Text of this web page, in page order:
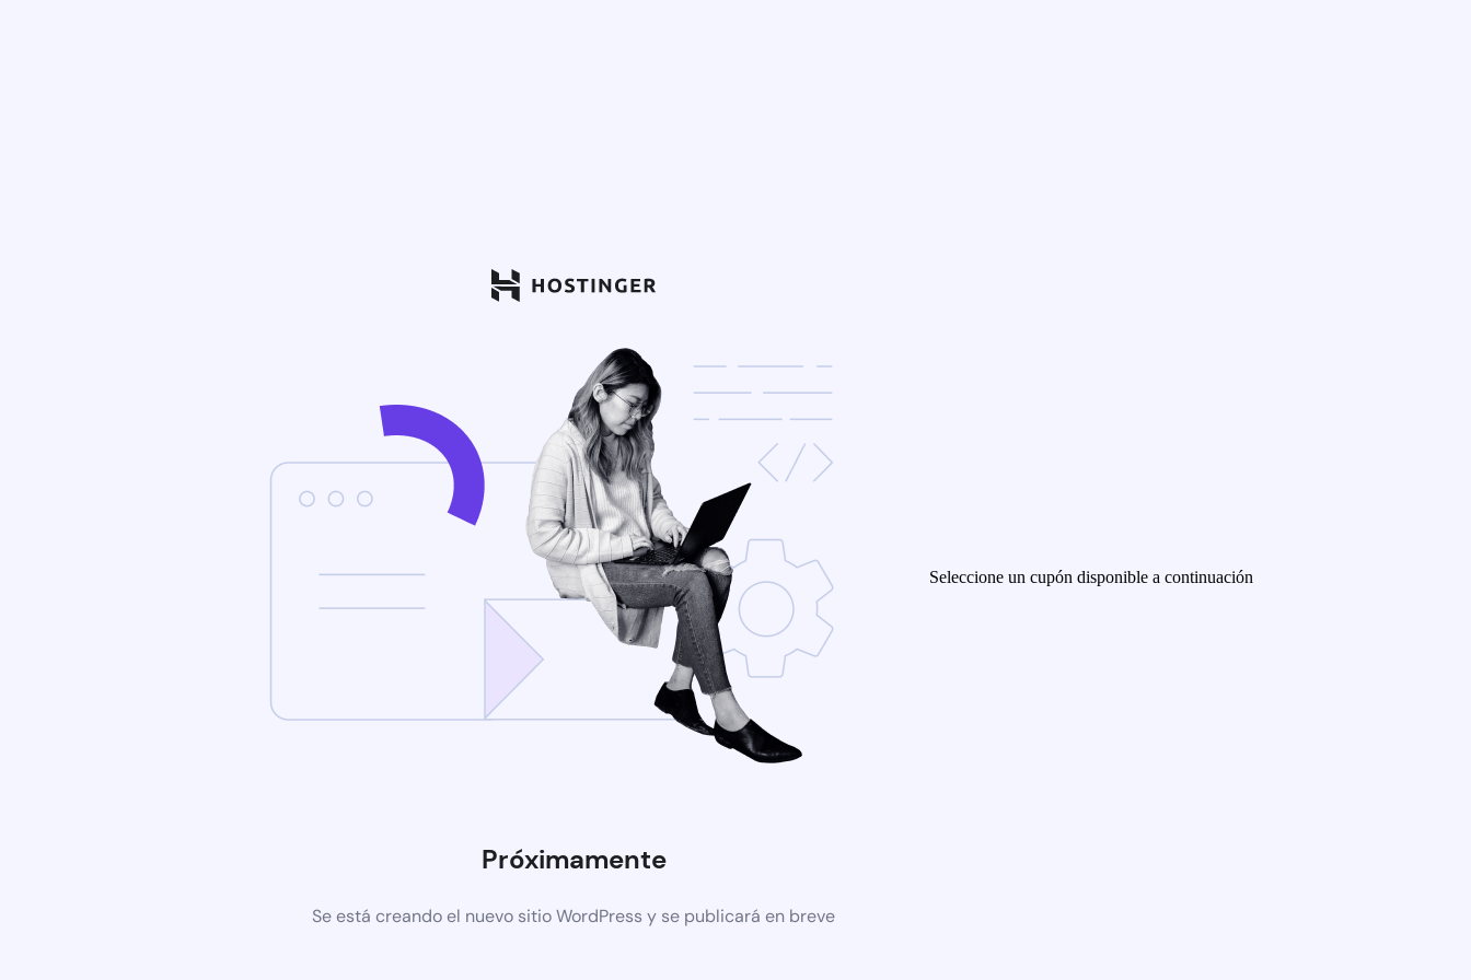
Próximamente
Se está creando el nuevo sitio WordPress y se publicará en breve
Seleccione un cupón disponible a continuación